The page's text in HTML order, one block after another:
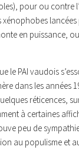
pour ou contre
xénophobes
en puissance,
le PAI vaudois
dans les années
réticences,
à certaines
peu de
au populisme et